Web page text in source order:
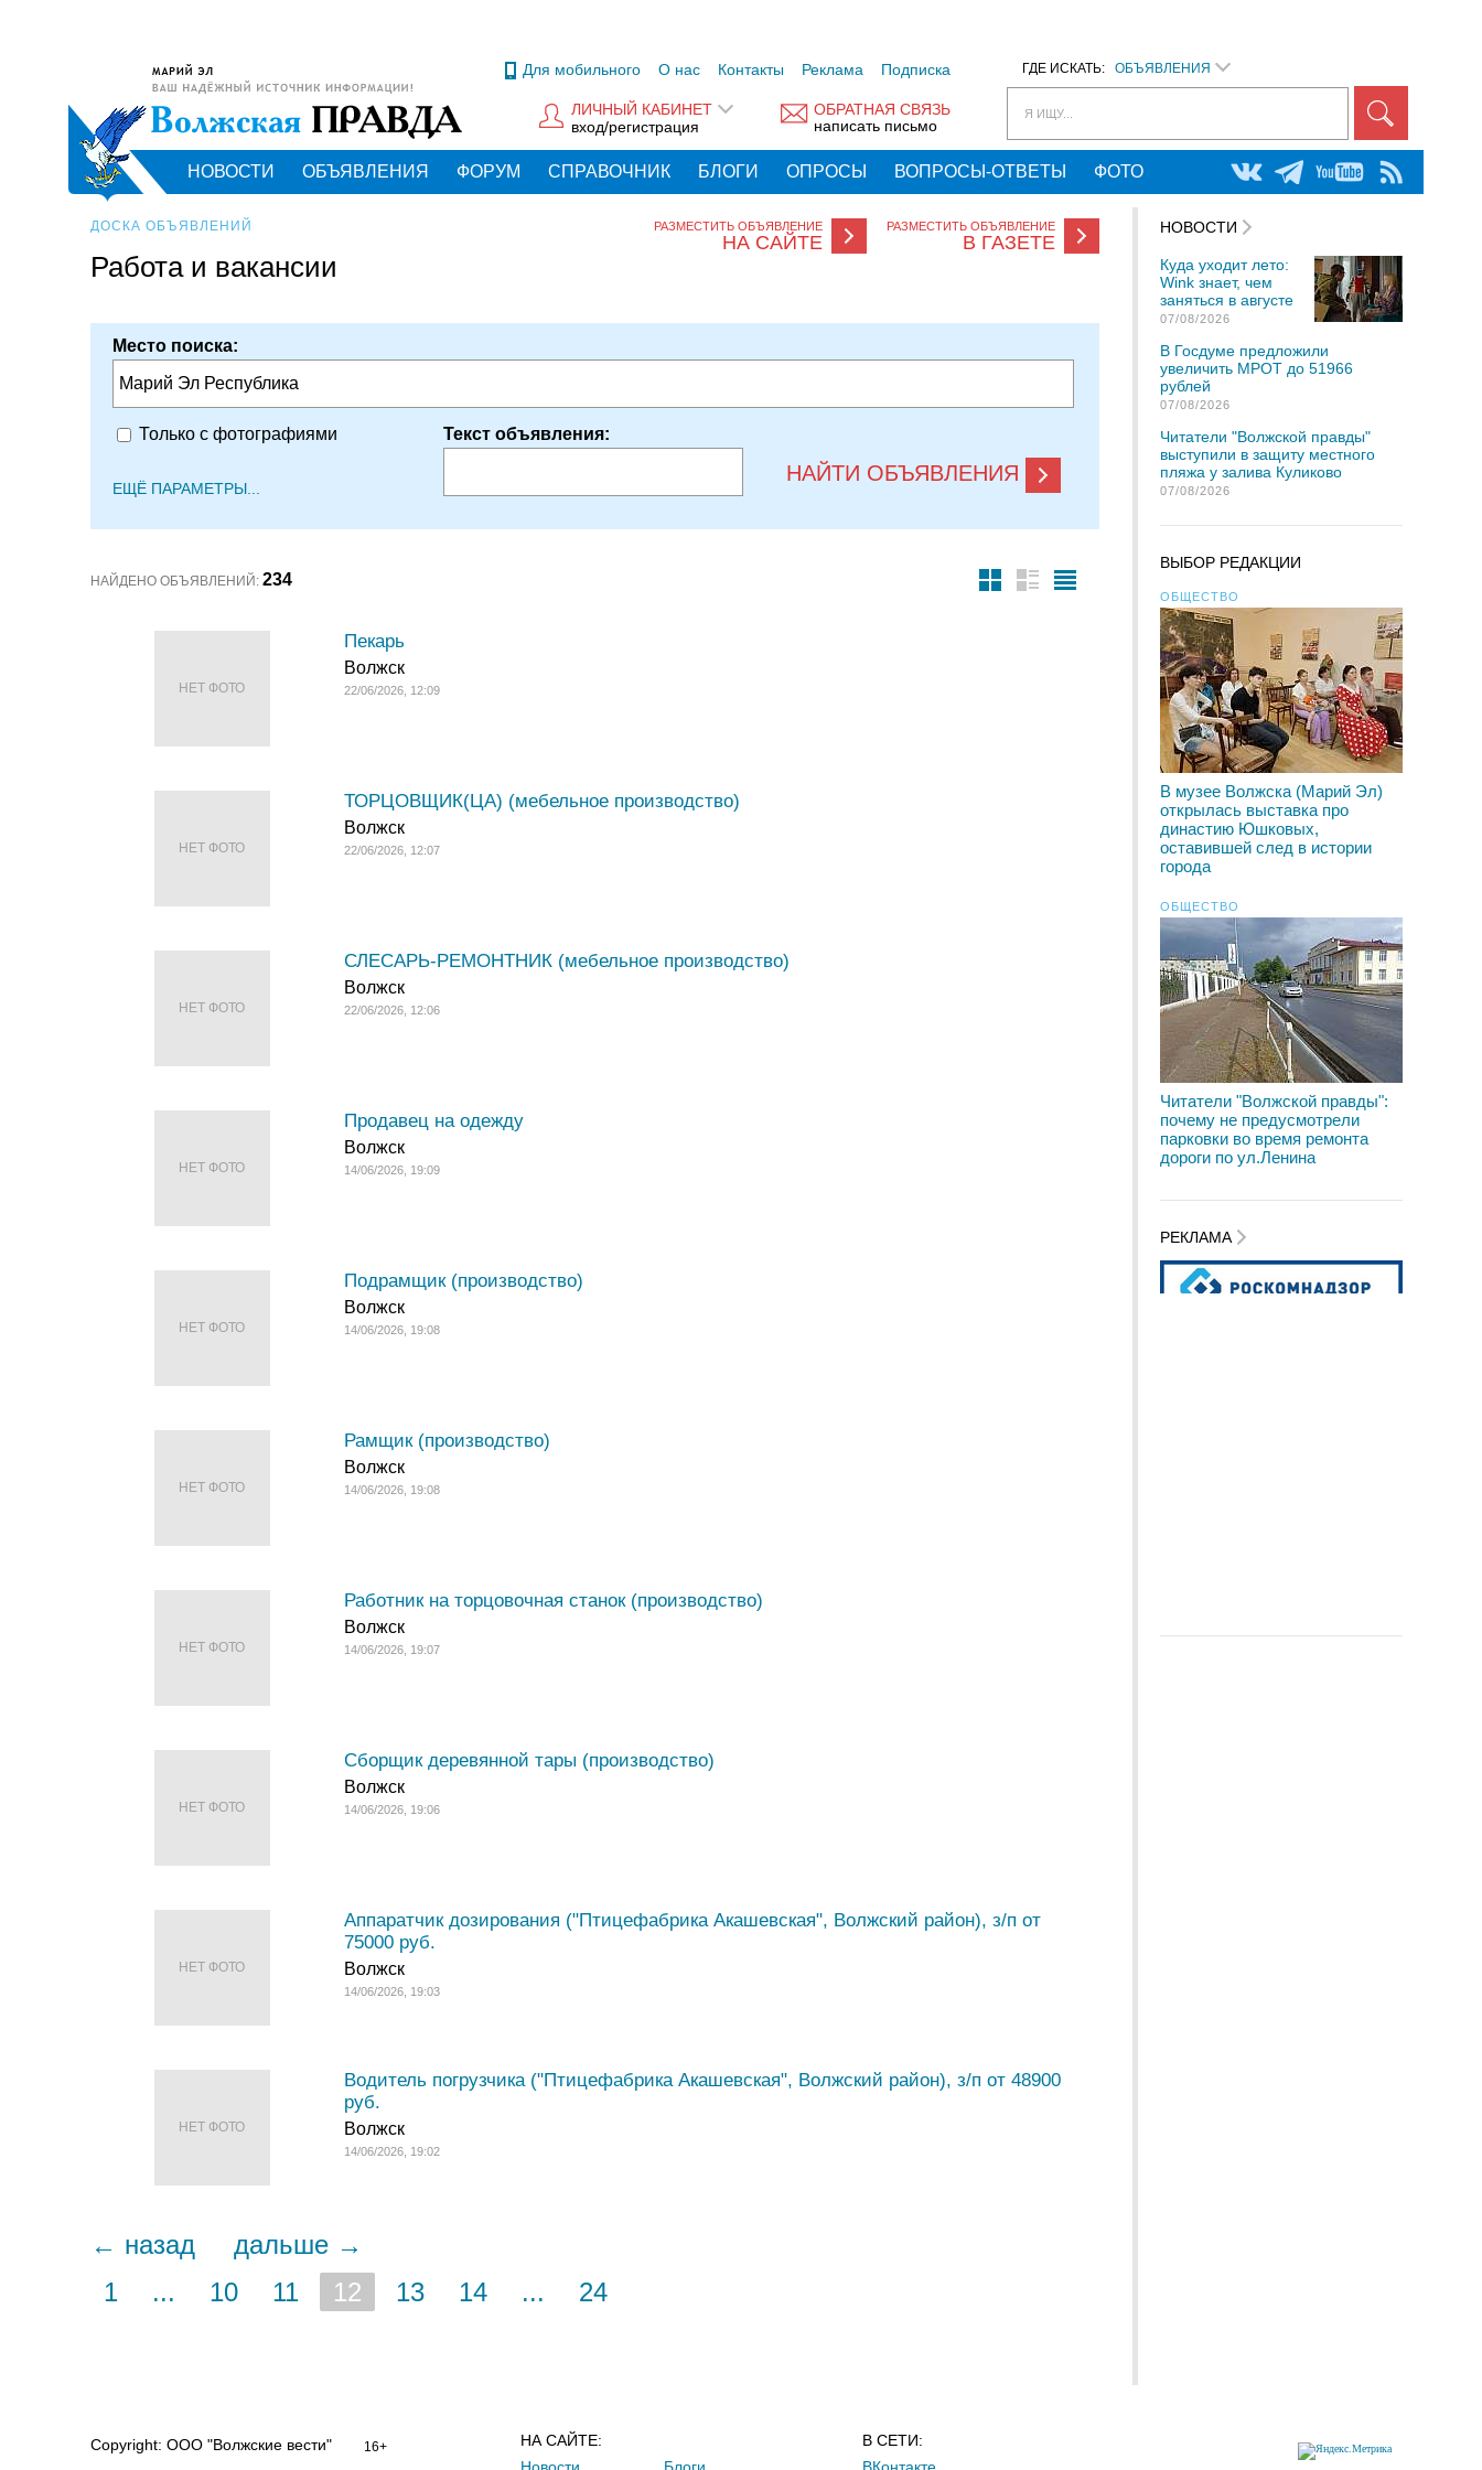
ГДЕ ИСКАТЬ: ОБЪЯВЛЕНИЯ
Я ИЩУ...
Для мобильного О нас Контакты Реклама Подписка
ОБРАТНАЯ СВЯЗЬ
написать письмо
ЛИЧНЫЙ КАБИНЕТ
вход/регистрация
НОВОСТИ ОБЪЯВЛЕНИЯ ФОРУМ СПРАВОЧНИК БЛОГИ ОПРОСЫ ВОПРОСЫ-ОТВЕТЫ ФОТО
РАЗМЕСТИТЬ ОБЪЯВЛЕНИЕ
НА САЙТЕ
РАЗМЕСТИТЬ ОБЪЯВЛЕНИЕ
В ГАЗЕТЕ
ДОСКА ОБЪЯВЛЕНИЙ
Работа и вакансии
Место поиска:
Марий Эл Республика
Только с фотографиями Текст объявления:
ЕЩЁ ПАРАМЕТРЫ...
НАЙТИ ОБЪЯВЛЕНИЯ
НАЙДЕНО ОБЪЯВЛЕНИЙ: 234
НЕТ ФОТО
Пекарь
Волжск
22/06/2026, 12:09
НЕТ ФОТО
ТОРЦОВЩИК(ЦА) (мебельное производство)
Волжск
22/06/2026, 12:07
НЕТ ФОТО
СЛЕСАРЬ-РЕМОНТНИК (мебельное производство)
Волжск
22/06/2026, 12:06
НЕТ ФОТО
Продавец на одежду
Волжск
14/06/2026, 19:09
НЕТ ФОТО
Подрамщик (производство)
Волжск
14/06/2026, 19:08
НЕТ ФОТО
Рамщик (производство)
Волжск
14/06/2026, 19:08
НЕТ ФОТО
Работник на торцовочная станок (производство)
Волжск
14/06/2026, 19:07
НЕТ ФОТО
Сборщик деревянной тары (производство)
Волжск
14/06/2026, 19:06
НЕТ ФОТО
Аппаратчик дозирования ("Птицефабрика Акашевская", Волжский район), з/п от
75000 руб.
Волжск
14/06/2026, 19:03
НЕТ ФОТО
Водитель погрузчика ("Птицефабрика Акашевская", Волжский район), з/п от 48900
руб.
Волжск
14/06/2026, 19:02
← назад
дальше →
1
... 10 11 12 13 14 ... 24
НОВОСТИ
Куда уходит лето:
Wink знает, чем
заняться в августе
07/08/2026
В Госдуме предложили
увеличить МРОТ до 51966
рублей
07/08/2026
Читатели "Волжской правды"
выступили в защиту местного
пляжа у залива Куликово
07/08/2026
ВЫБОР РЕДАКЦИИ
ОБЩЕСТВО
В музее Волжска (Марий Эл)
открылась выставка про
династию Юшковых,
оставившей след в истории
города
ОБЩЕСТВО
Читатели "Волжской правды":
почему не предусмотрели
парковки во время ремонта
дороги по ул.Ленина
РЕКЛАМА
Copyright: ООО "Волжские вести" 16+
НА САЙТЕ:
В СЕТИ: